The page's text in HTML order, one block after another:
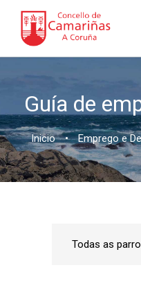
Guía de
Inicio • Emprego e